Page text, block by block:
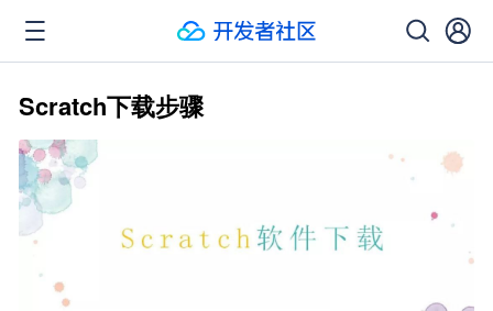
Scratch下载步骤